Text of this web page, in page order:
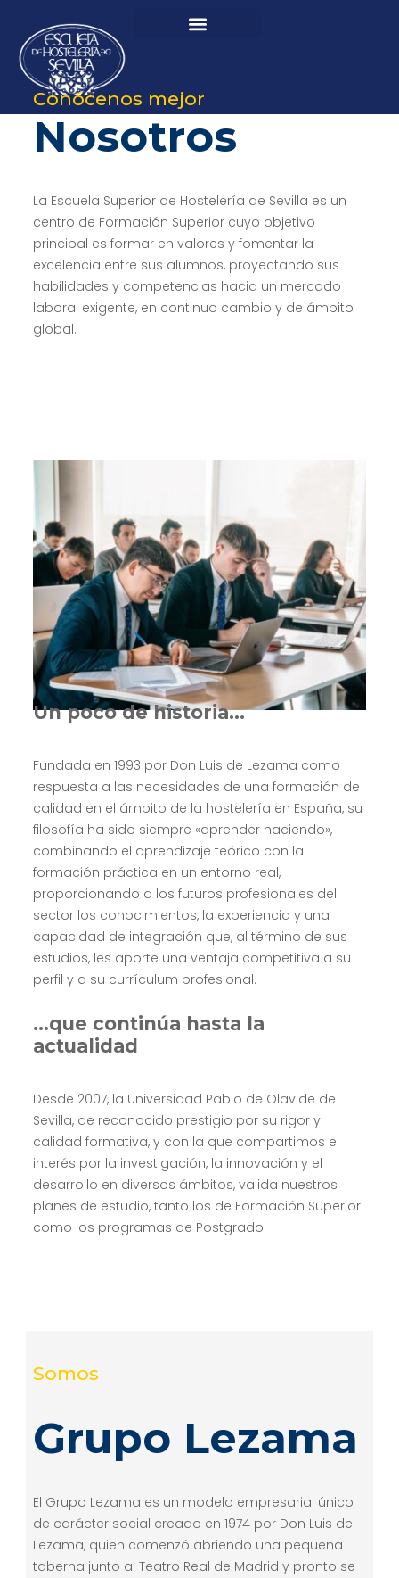
Conócenos mejor
Nosotros
La Escuela Superior de Hostelería de Sevilla es un
centro de Formación Superior cuyo objetivo
principal es formar en valores y fomentar la
excelencia entre sus alumnos, proyectando sus
habilidades y competencias hacia un mercado
laboral exigente, en continuo cambio y de ámbito
global.
Un poco de historia…
Fundada en 1993 por Don Luis de Lezama como
respuesta a las necesidades de una formación de
calidad en el ámbito de la hostelería en España, su
filosofía ha sido siempre «aprender haciendo»,
combinando el aprendizaje teórico con la
formación práctica en un entorno real,
proporcionando a los futuros profesionales del
sector los conocimientos, la experiencia y una
capacidad de integración que, al término de sus
estudios, les aporte una ventaja competitiva a su
perfil y a su currículum profesional.
…que continúa hasta la
actualidad
Desde 2007, la Universidad Pablo de Olavide de
Sevilla, de reconocido prestigio por su rigor y
calidad formativa, y con la que compartimos el
interés por la investigación, la innovación y el
desarrollo en diversos ámbitos, valida nuestros
planes de estudio, tanto los de Formación Superior
como los programas de Postgrado.
Somos
Grupo Lezama
El Grupo Lezama es un modelo empresarial único
de carácter social creado en 1974 por Don Luis de
Lezama, quien comenzó abriendo una pequeña
taberna junto al Teatro Real de Madrid y pronto se